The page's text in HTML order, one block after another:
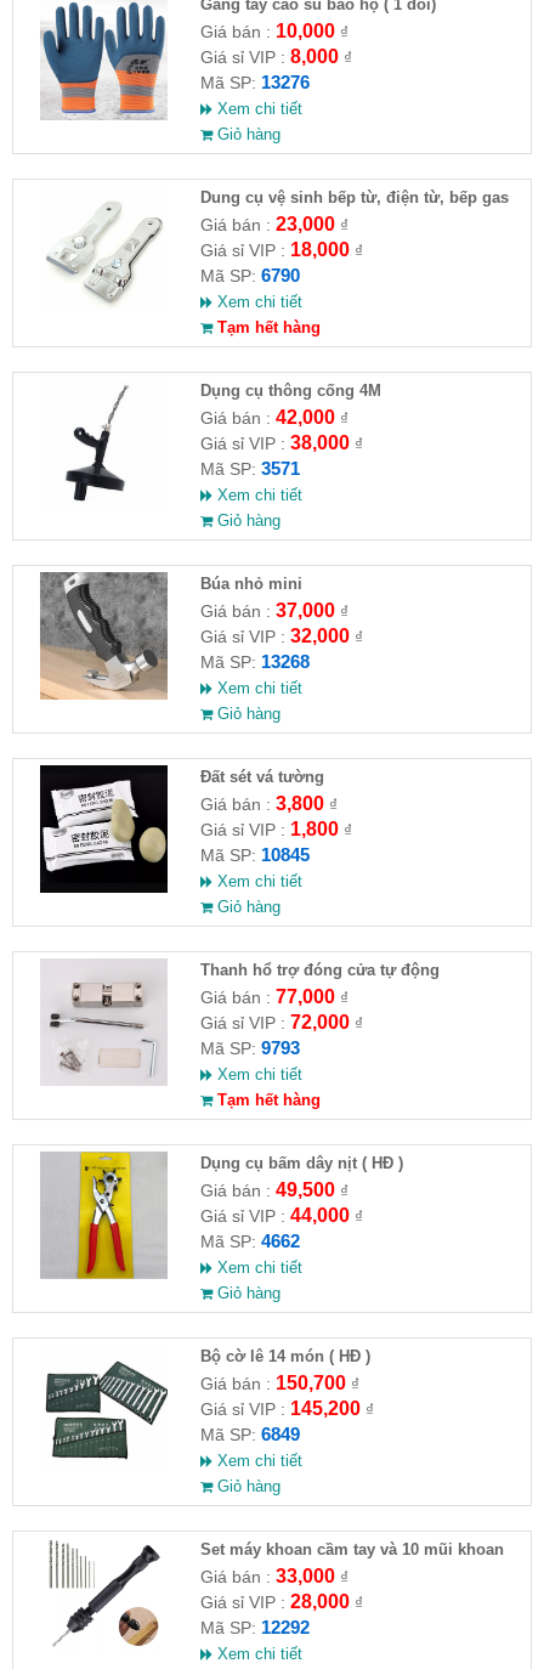
Găng tay cao su bảo hộ ( 1 đôi)
Giá bán : 10,000₫
Giá sỉ VIP : 8,000₫
Mã SP: 13276
Xem chi tiết
Giỏ hàng
Dung cụ vệ sinh bếp từ, điện từ, bếp gas
Giá bán : 23,000₫
Giá sỉ VIP : 18,000₫
Mã SP: 6790
Xem chi tiết
Tạm hết hàng
Dụng cụ thông cống 4M
Giá bán : 42,000₫
Giá sỉ VIP : 38,000₫
Mã SP: 3571
Xem chi tiết
Giỏ hàng
Búa nhỏ mini
Giá bán : 37,000₫
Giá sỉ VIP : 32,000₫
Mã SP: 13268
Xem chi tiết
Giỏ hàng
Đất sét vá tường
Giá bán : 3,800₫
Giá sỉ VIP : 1,800₫
Mã SP: 10845
Xem chi tiết
Giỏ hàng
Thanh hổ trợ đóng cửa tự động
Giá bán : 77,000₫
Giá sỉ VIP : 72,000₫
Mã SP: 9793
Xem chi tiết
Tạm hết hàng
Dụng cụ bấm dây nịt ( HĐ )
Giá bán : 49,500₫
Giá sỉ VIP : 44,000₫
Mã SP: 4662
Xem chi tiết
Giỏ hàng
Bộ cờ lê 14 món ( HĐ )
Giá bán : 150,700₫
Giá sỉ VIP : 145,200₫
Mã SP: 6849
Xem chi tiết
Giỏ hàng
Set máy khoan cầm tay và 10 mũi khoan
Giá bán : 33,000₫
Giá sỉ VIP : 28,000₫
Mã SP: 12292
Xem chi tiết